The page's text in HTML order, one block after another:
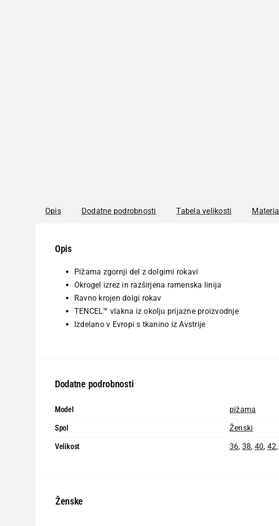
Opis Dodatne podrobnosti Tabela velikosti Material
Opis
Pižama zgornji del z dolgimi rokavi
Okrogel izrez in razširjena ramenska linija
Ravno krojen dolgi rokav
TENCEL™ vlakna iz okolju prijazne proizvodnje
Izdelano v Evropi s tkanino iz Avstrije
Dodatne podrobnosti
Model
pižama
Spol
Ženski
Velikost
36, 38, 40, 42,
Ženske